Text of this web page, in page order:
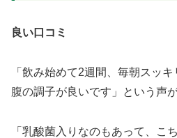
良い口コミ
「飲み始めて2週間、毎朝スッ
腹の調子が良いです」という声
「乳酸菌入りなのもあって、こ